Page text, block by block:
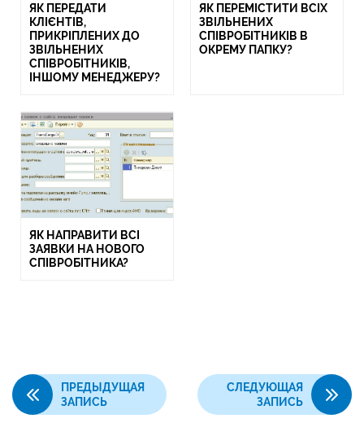
ЯК ПЕРЕДАТИ
КЛІЄНТІВ,
ПРИКРІПЛЕНИХ ДО
ЗВІЛЬНЕНИХ
СПІВРОБІТНИКІВ,
ІНШОМУ МЕНЕДЖЕРУ?
ЯК ПЕРЕМІСТИТИ ВСІХ
ЗВІЛЬНЕНИХ
СПІВРОБІТНИКІВ В
ОКРЕМУ ПАПКУ?
ЯК НАПРАВИТИ ВСІ
ЗАЯВКИ НА НОВОГО
СПІВРОБІТНИКА?
ПРЕДЫДУЩАЯ
ЗАПИСЬ
СЛЕДУЮЩАЯ
ЗАПИСЬ